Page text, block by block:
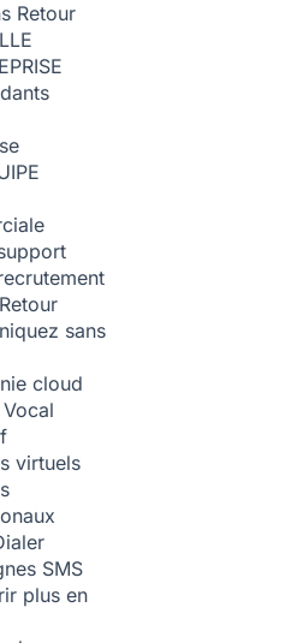
Retour
Retour
sans
cloud
virtuels
SMS
plus en